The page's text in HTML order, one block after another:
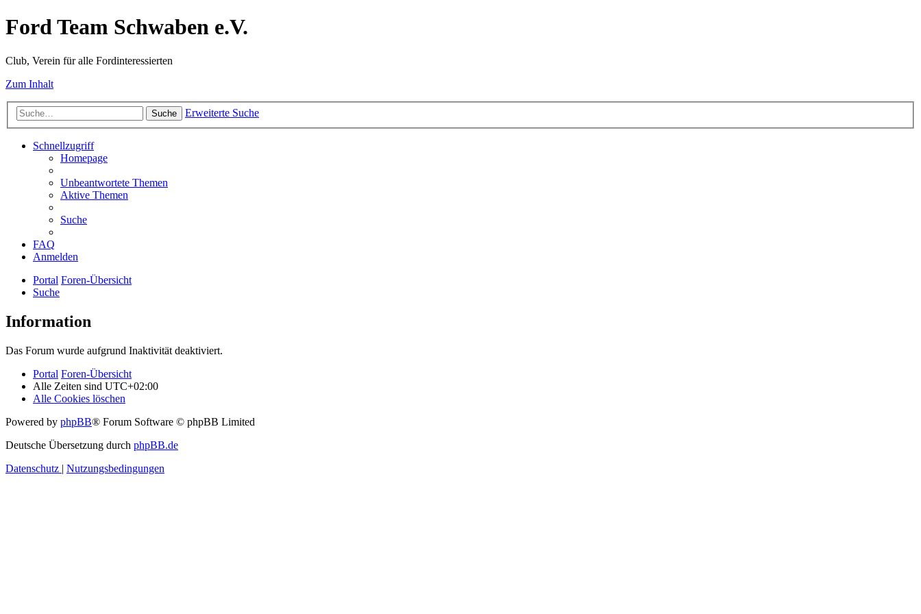
Ford Team Schwaben e.V.
Club, Verein für alle Fordinteressierten
Zum Inhalt
Suche Erweiterte Suche
Schnellzugriff
Homepage
Unbeantwortete Themen
Aktive Themen
Suche
FAQ
Anmelden
Portal Foren-Übersicht
Suche
Information
Das Forum wurde aufgrund Inaktivität deaktiviert.
Portal Foren-Übersicht
Alle Zeiten sind UTC+02:00
Alle Cookies löschen
Powered by phpBB® Forum Software © phpBB Limited
Deutsche Übersetzung durch phpBB.de
Datenschutz | Nutzungsbedingungen